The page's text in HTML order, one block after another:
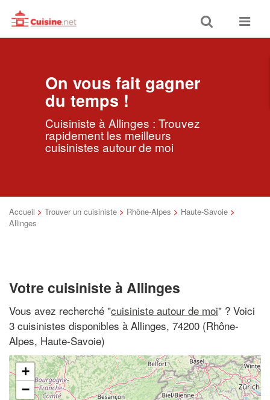
Toggle
search
Toggle
On vous fait gagner
du temps !
Cuisiniste à Allinges : Trouvez
rapidement les meilleurs
cuisinistes autour de moi
Accueil > Trouver un cuisiniste > Rhône-Alpes > Haute-Savoie >
Allinges
Votre cuisiniste à Allinges
Vous avez recherché "cuisiniste autour de moi" ? Voici
3 cuisinistes disponibles à Allinges, 74200 (Rhône-
Alpes, Haute-Savoie)
+
−